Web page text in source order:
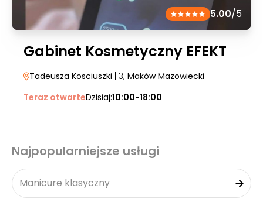
5.00/5
Gabinet Kosmetyczny EFEKT
Tadeusza Kosciuszki | 3, Maków Mazowiecki
Teraz otwarteDzisiaj:10:00-18:00
Najpopularniejsze usługi
Manicure klasyczny